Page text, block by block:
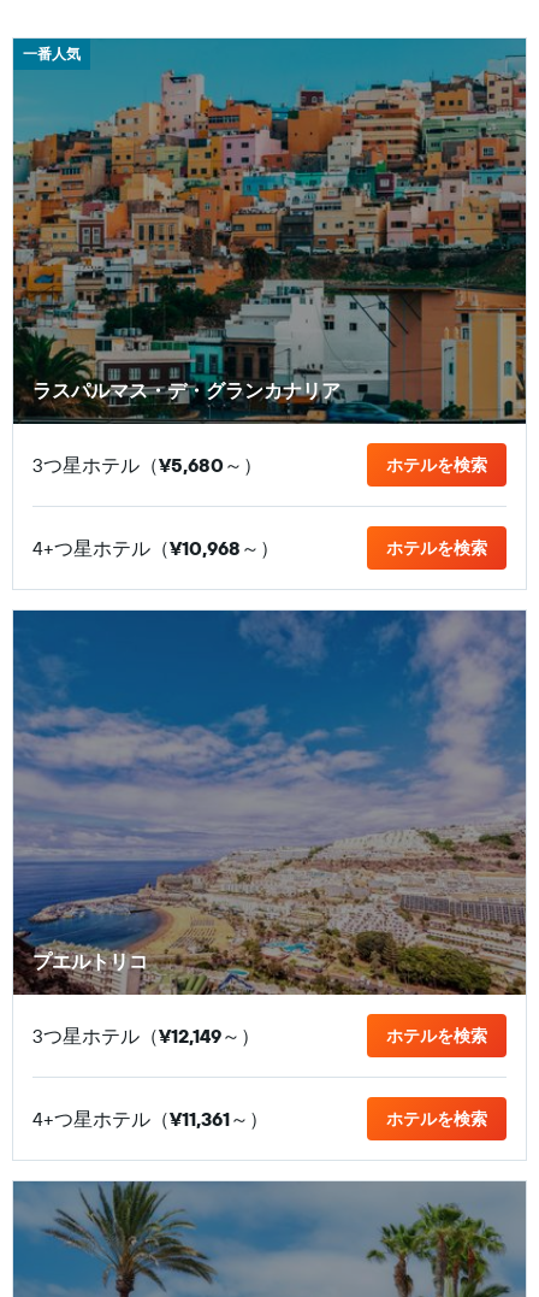
一番人気
ラスパルマス・デ・グランカナリア
3つ星ホテル（¥5,680​～） ホテルを検索
4+つ星ホテル（¥10,968 ​～） ホテルを検索
プエルトリコ
3つ星ホテル（¥12,149​～） ホテルを検索
4+つ星ホテル（¥11,361​～） ホテルを検索